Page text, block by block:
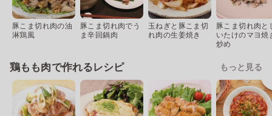
豚こま切れ肉の油
淋鶏風
豚こま切れ肉でう
ま辛回鍋肉
玉ねぎと豚こま切
れ肉の生姜焼き
豚こま切れ肉と
いたけのマヨ焼
炒め
鶏もも肉で作れるレシピ もっと見る